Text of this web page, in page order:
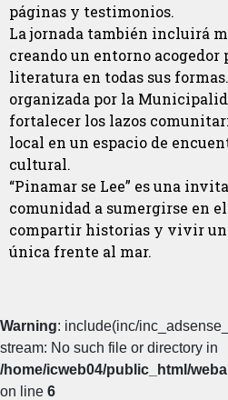
páginas y testimonios.
La jornada también incluirá
creando un entorno
literatura en todas sus
organizada por la
fortalecer los lazos
local en un espacio de
cultural.
“Pinamar se Lee” es una
comunidad a sumergirse en
compartir historias y vivir
única frente al mar.
Warning: include(inc/
stream: No such file or directory in
/home/icweb04/public_html/
on line 6